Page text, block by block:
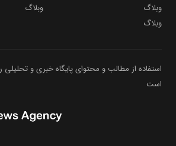
وبلاگ
وبلاگ
وبلاگ
استفاده از مطالب و محتوای پایگاه خبری و تحلیلی
است